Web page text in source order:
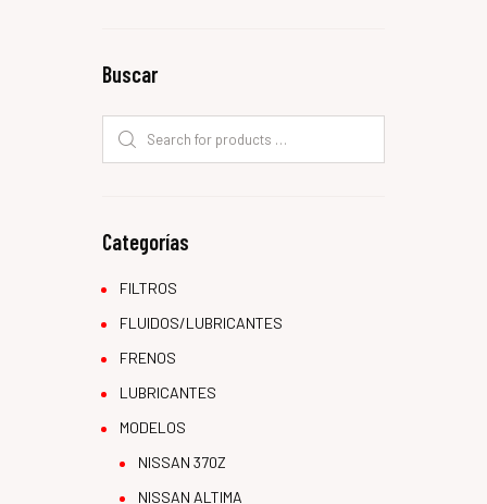
Buscar
Categorías
FILTROS
FLUIDOS/LUBRICANTES
FRENOS
LUBRICANTES
MODELOS
NISSAN 370Z
NISSAN ALTIMA